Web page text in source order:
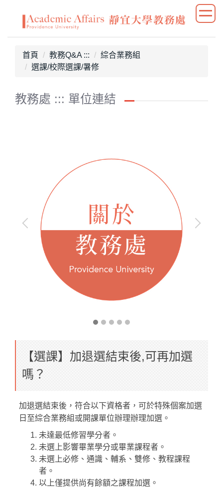
首頁 教務Q&A :::
綜合業務組
選課/校際選課/暑修
教務處 ::: 單位連結
【選課】加退選結束後,可再加選
嗎？
加退選結束後，符合以下資格者，可於特殊個案加選
日至綜合業務組或開課單位辦理辦理加選。
未達最低修習學分者。
未選上影響畢業學分或畢業課程者。
未選上必修、通識、輔系、雙修、教程課程
者。
以上僅提供尚有餘額之課程加選。